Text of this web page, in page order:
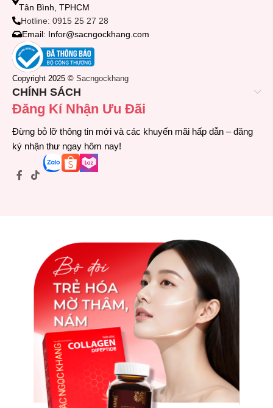
Tân Bình, TPHCM
Hotline: 0915 25 27 28
Email: Infor@sacngockhang.com
Copyright 2025 © Sacngockhang
CHÍNH SÁCH
Đăng Kí Nhận Ưu Đãi
Đừng bỏ lỡ thông tin mới và các khuyến mãi hấp dẫn – đăng
ký nhận thư ngay hôm nay!